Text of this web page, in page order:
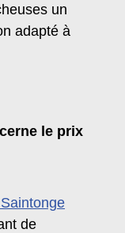
un
adapté à
le prix
de